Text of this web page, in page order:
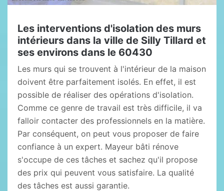
Les interventions d'isolation des murs
intérieurs dans la ville de Silly Tillard et
ses environs dans le 60430
Les murs qui se trouvent à l'intérieur de la maison
doivent être parfaitement isolés. En effet, il est
possible de réaliser des opérations d'isolation.
Comme ce genre de travail est très difficile, il va
falloir contacter des professionnels en la matière.
Par conséquent, on peut vous proposer de faire
confiance à un expert. Mayeur bâti rénove
s'occupe de ces tâches et sachez qu'il propose
des prix qui peuvent vous satisfaire. La qualité
des tâches est aussi garantie.